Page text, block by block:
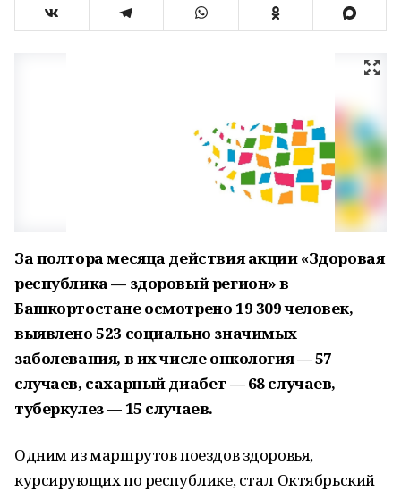
За полтора месяца действия акции «Здоровая
республика — здоровый регион» в
Башкортостане осмотрено 19 309 человек,
выявлено 523 социально значимых
заболевания, в их числе онкология — 57
случаев, сахарный диабет — 68 случаев,
туберкулез — 15 случаев.
Одним из маршрутов поездов здоровья,
курсирующих по республике, стал Октябрьский